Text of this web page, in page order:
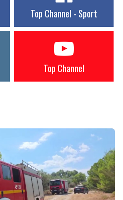
Top Channel - Sport
Top Channel